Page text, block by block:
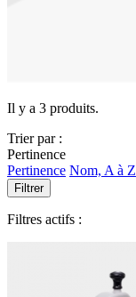
Il y a 3 produits.
Trier par :
Pertinence
Pertinence Nom, A à Z
Filtrer
Filtres actifs :